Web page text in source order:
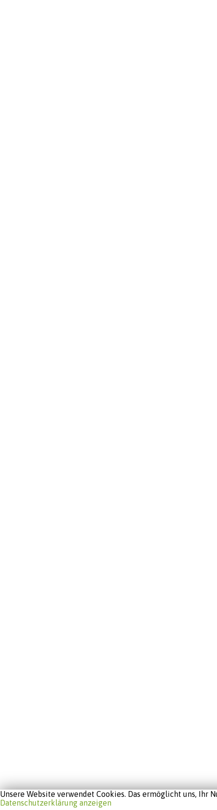
Unsere Website verwendet Cookies. Das ermöglicht uns,
Datenschutzerklärung anzeigen